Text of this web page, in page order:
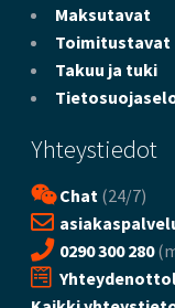
Maksutavat
Toimitustavat
Takuu ja tuki
Yhteystiedot
Chat (24/7)
0290 300 280